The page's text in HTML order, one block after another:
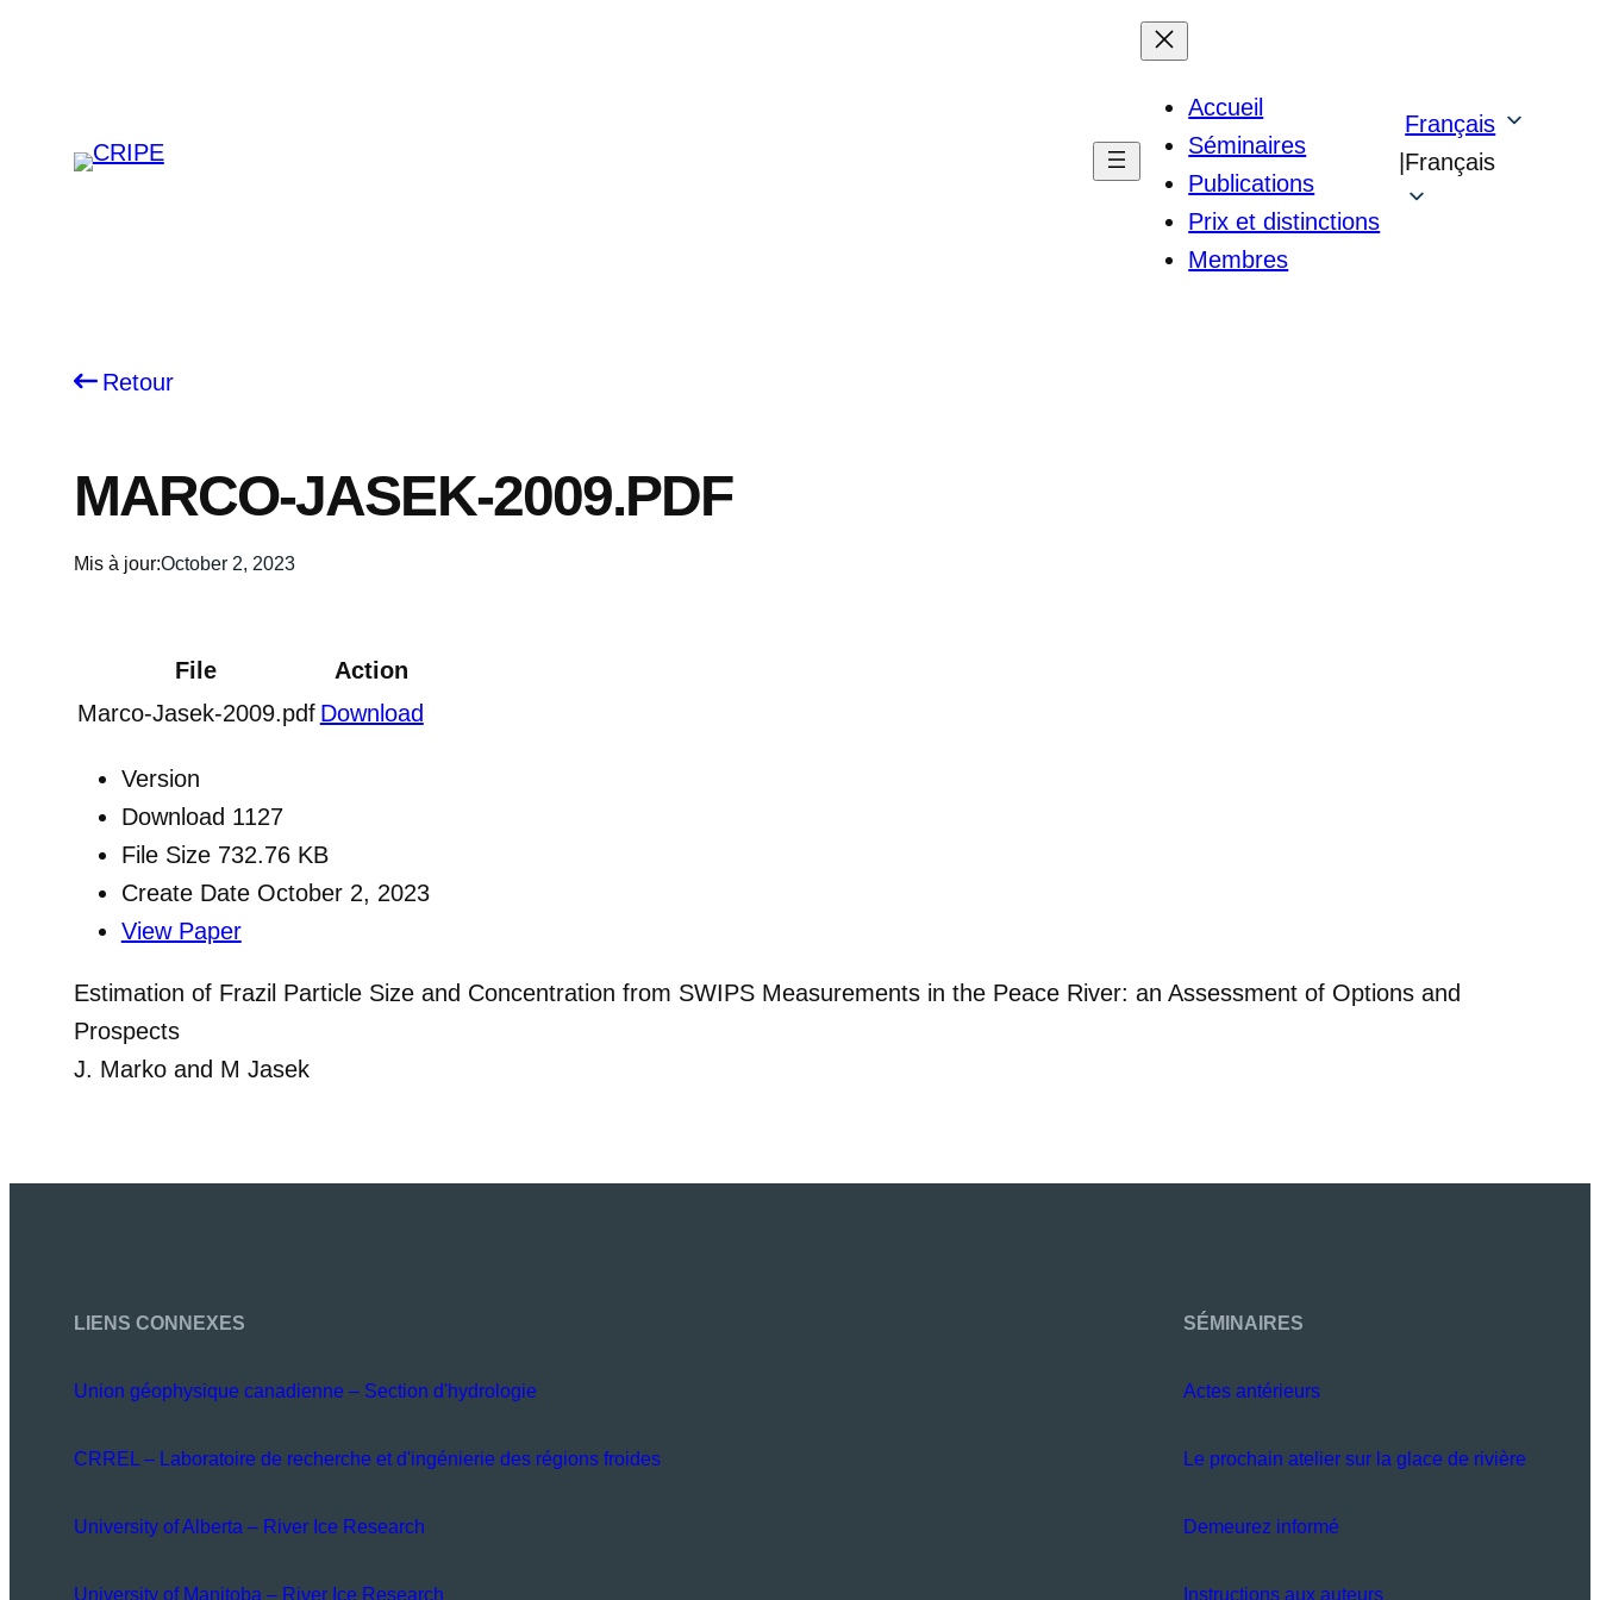
Accueil
Séminaires
Publications
Prix et distinctions
Membres
|
Français
Français
Retour
MARCO-JASEK-2009.PDF
Mis à jour:October 2, 2023
File
Action
Marco-Jasek-2009.pdf Download
Version
Download 1127
File Size 732.76 KB
Create Date October 2, 2023
View Paper
Estimation of Frazil Particle Size and Concentration from SWIPS Measurements in the Peace River: an Assessment of Options and
Prospects
J. Marko and M Jasek
LIENS CONNEXES
Union géophysique canadienne – Section d'hydrologie
CRREL – Laboratoire de recherche et d'ingénierie des régions froides
University of Alberta – River Ice Research
University of Manitoba – River Ice Research
SÉMINAIRES
Actes antérieurs
Le prochain atelier sur la glace de rivière
Demeurez informé
Instructions aux auteurs